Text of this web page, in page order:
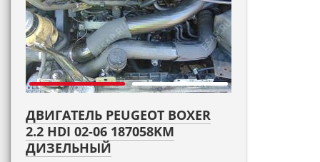
ДВИГАТЕЛЬ PEUGEOT BOXER
2.2 HDI 02-06 187058KM
ДИЗЕЛЬНЫЙ